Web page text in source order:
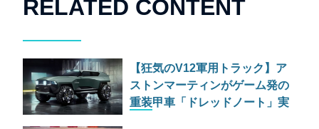
RELATED CONTENT
【狂気のV12軍用トラック】ア
ストンマーティンがゲーム発の
重装甲車「ドレッドノート」実